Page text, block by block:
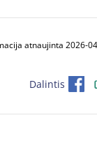
atnaujinta 2026-
Dalintis